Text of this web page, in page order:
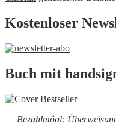
Kostenloser
Buch mit
Bezahlmögl: